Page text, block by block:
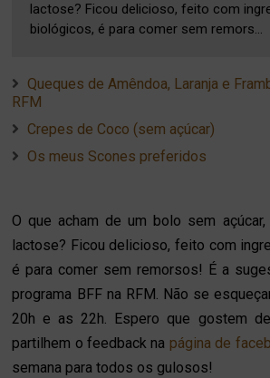
lactose? Ficou delicioso, feito com
biológicos, é para comer sem remors...
Queques de Amêndoa, Laranja e
RFM
Crepes de Coco (sem açúcar)
Os meus Scones preferidos
O que acham de um bolo sem
lactose? Ficou delicioso, feito com
é para comer sem remorsos! É a
programa BFF na RFM. Não se
20h e as 22h. Espero que gostem
partilhem o feedback na página de
semana para todos os gulosos!